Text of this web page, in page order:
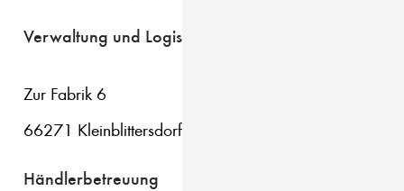
Verwaltung und Logistik
Zur Fabrik 6
66271 Kleinblittersdorf
Händlerbetreuung